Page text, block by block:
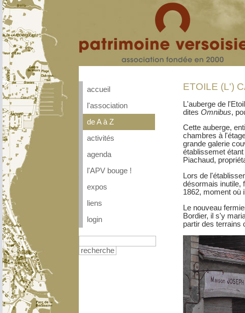
accueil
l'association
de A à Z
activités
agenda
l'APV bouge !
expos
liens
login
recherche
ETOILE (L')
L'auberge de
dites Omnibus,
Cette auberge,
chambres à
grande galerie
établissemet
Piachaud,
Lors de
désormais inutile,
1862, moment où
Le nouveau
Bordier, il s'y
partir des terrains